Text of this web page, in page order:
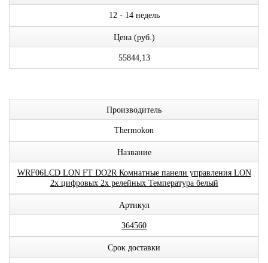
12 - 14 недель
Цена (руб.)
55844,13
Производитель
Thermokon
Название
WRF06LCD LON FT DO2R Комнатные панели управления LON
2x цифровых 2x релейных Температура белый
Артикул
364560
Срок доставки